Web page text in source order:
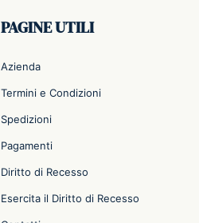
PAGINE UTILI
Azienda
Termini e Condizioni
Spedizioni
Pagamenti
Diritto di Recesso
Esercita il Diritto di Recesso